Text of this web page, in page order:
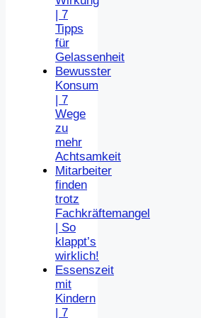
| 7
Tipps
für
Gelassenheit
Bewusster
Konsum
| 7
Wege
zu
mehr
Achtsamkeit
Mitarbeiter
finden
trotz
Fachkräftemangel
| So
klappt’s
wirklich!
Essenszeit
mit
Kindern
| 7